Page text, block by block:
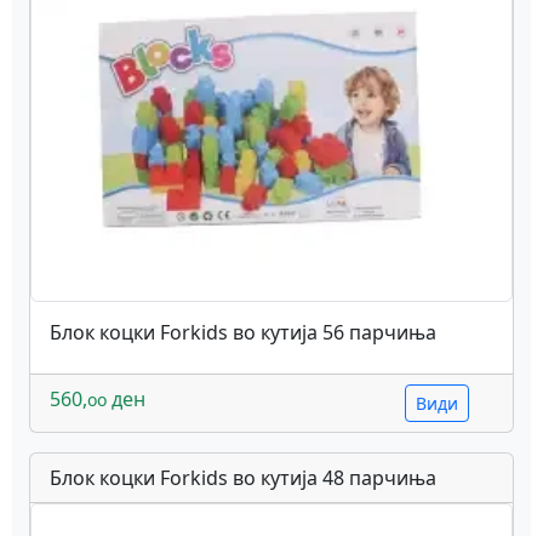
Блок коцки Forkids во кутија 56 парчиња
560,oo ден Види
Блок коцки Forkids во кутија 48 парчиња